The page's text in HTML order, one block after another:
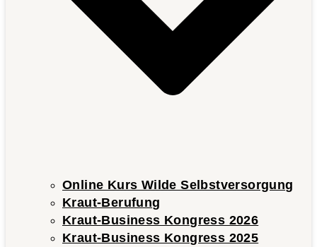
Online Kurs Wilde Selbstversorgung
Kraut-Berufung
Kraut-Business Kongress 2026
Kraut-Business Kongress 2025